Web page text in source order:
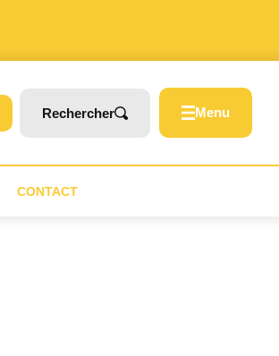
Rechercher Menu
CONTACT